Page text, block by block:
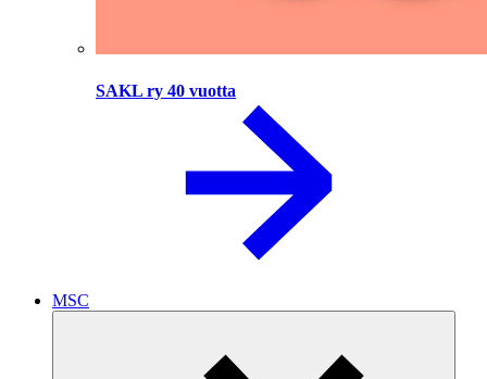
SAKL ry 40 vuotta
MSC